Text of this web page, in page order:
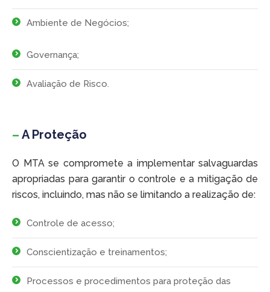
Ambiente de Negócios;
Governança;
Avaliação de Risco.
– A Proteção
O MTA se compromete a implementar salvaguardas
apropriadas para garantir o controle e a mitigação de
riscos, incluindo, mas não se limitando a realização de:
Controle de acesso;
Conscientização e treinamentos;
Processos e procedimentos para proteção das